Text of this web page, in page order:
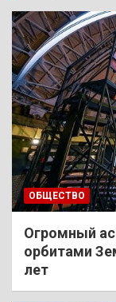
ОБЩЕСТВО
Огромный
орбитами
лет